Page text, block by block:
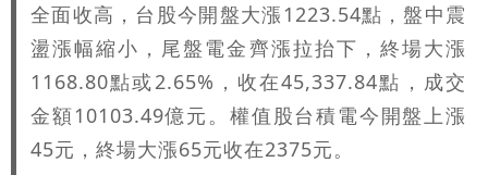
父母好基因
全面收高，台股今開盤大漲1223.54點，盤中震
盪漲幅縮小，尾盤電金齊漲拉抬下，終場大漲
1168.80點或2.65%，收在45,337.84點，成交
金額10103.49億元。權值股台積電今開盤上漲
45元，終場大漲65元收在2375元。